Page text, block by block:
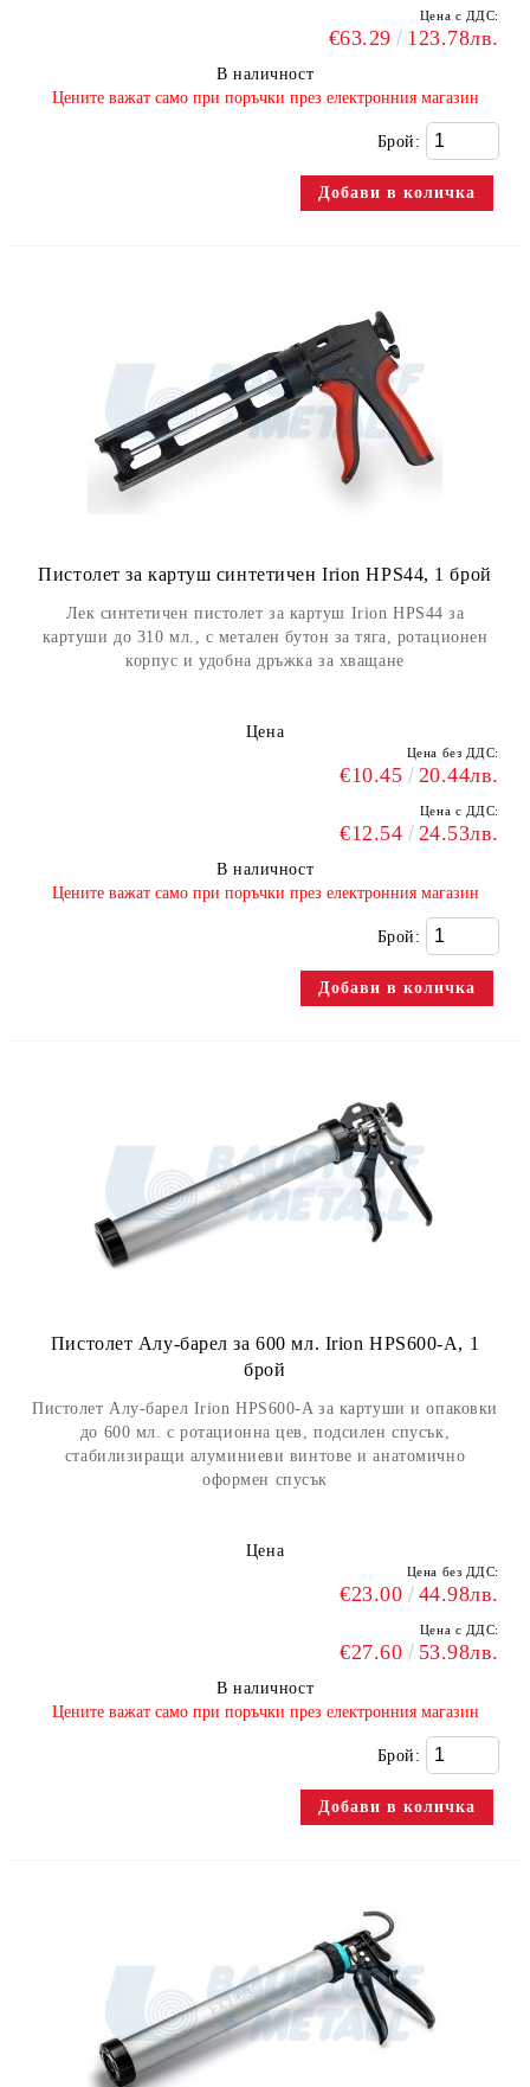
Цена с ДДС:
€63.29 123.78лв.
В наличност
​Цените важат само при поръчки през електронния магазин
Брой:
Пистолет за картуш синтетичен Irion HPS44, 1 брой
Лек синтетичен пистолет за картуш Irion HPS44 за
картуши до 310 мл., с метален бутон за тяга, ротационен
корпус и удобна дръжка за хващане
Цена
Цена без ДДС:
€10.45 20.44лв.
Цена с ДДС:
€12.54 24.53лв.
В наличност
​Цените важат само при поръчки през електронния магазин
Брой:
Пистолет Алу-барел за 600 мл. Irion HPS600-A, 1
брой
Пистолет Алу-барел Irion HPS600-A за картуши и опаковки
до 600 мл. с ротационна цев, подсилен спусък,
стабилизиращи алуминиеви винтове и анатомично
оформен спусък
Цена
Цена без ДДС:
€23.00 44.98лв.
Цена с ДДС:
€27.60 53.98лв.
В наличност
​Цените важат само при поръчки през електронния магазин
Брой: